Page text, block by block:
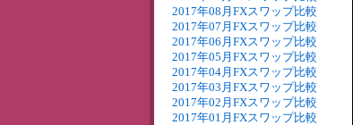
2017年08月FXスワップ比較
2017年07月FXスワップ比較
2017年06月FXスワップ比較
2017年05月FXスワップ比較
2017年04月FXスワップ比較
2017年03月FXスワップ比較
2017年02月FXスワップ比較
2017年01月FXスワップ比較